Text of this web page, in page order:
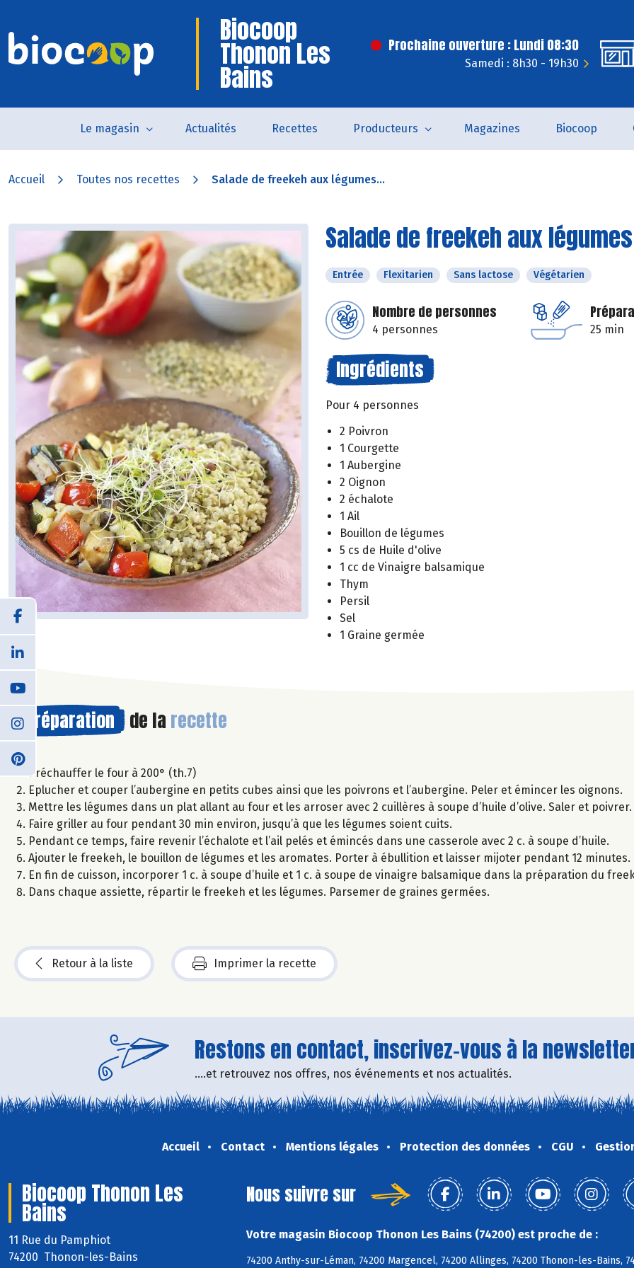
Biocoop
Thonon Les
Bains
Prochaine ouverture : Lundi 08:30
Samedi : 8h30 - 19h30
Le magasin Actualités Recettes Producteurs Magazines Biocoop
Accueil Toutes nos recettes Salade de freekeh aux légumes...
Salade de freekeh aux
Entrée Flexitarien Sans lactose Végétarien
Nombre de personnes
4 personnes 25 min
Ingrédients
Pour 4 personnes
2 Poivron
1 Courgette
1 Aubergine
2 Oignon
2 échalote
1 Ail
Bouillon de légumes
5 cs de Huile d'olive
1 cc de Vinaigre balsamique
Thym
Persil
Sel
1 Graine germée
Préparation de la recette
Préchauffer le four à 200° (th.7)
Eplucher et couper l’aubergine en petits cubes ainsi que les poivrons et l’aubergine. Peler et émincer les oignons.
Mettre les légumes dans un plat allant au four et les arroser avec 2 cuillères à soupe d’huile d’olive. Saler et poivrer.
Faire griller au four pendant 30 min environ, jusqu’à que les légumes soient cuits.
Pendant ce temps, faire revenir l’échalote et l’ail pelés et émincés dans une casserole avec 2 c. à soupe d’huile.
Ajouter le freekeh, le bouillon de légumes et les aromates. Porter à ébullition et laisser mijoter pendant 12 minutes.
En fin de cuisson, incorporer 1 c. à soupe d’huile et 1 c. à soupe de vinaigre balsamique dans la préparation du
Dans chaque assiette, répartir le freekeh et les légumes. Parsemer de graines germées.
Retour à la liste Imprimer la recette
Restons en contact, inscrivez-vous à la
....et retrouvez nos offres, nos événements et nos actualités.
Accueil Contact Mentions légales Protection des données CGU
Biocoop Thonon Les
Bains
11 Rue du Pamphiot
74200 Thonon-les-Bains
Nous suivre sur
Votre magasin Biocoop Thonon Les Bains (74200) est proche de :
74200 Anthy-sur-Léman, 74200 Margencel, 74200 Allinges, 74200 Thonon-les-Bains,